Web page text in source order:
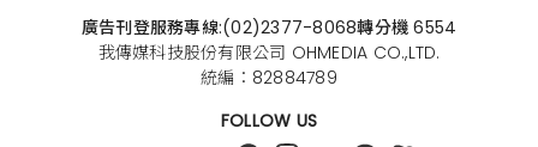
廣告刊登服務專線:(02)2377-8068轉分機 6554
我傳媒科技股份有限公司 OHMEDIA CO.,LTD.
統編：82884789
FOLLOW US